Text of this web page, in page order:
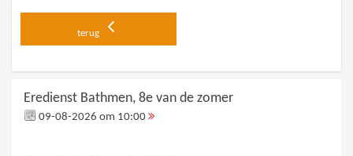
terug
Eredienst Bathmen, 8e van de zomer
09-08-2026 om 10:00